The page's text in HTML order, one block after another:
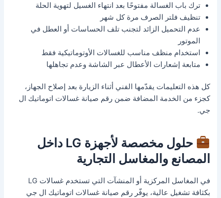
ترك باب الغسالة مفتوحًا بعد انتهاء الغسيل لتهوية الحلة
تنظيف فلتر الصرف مرة كل شهر
عدم التحميل الزائد لتجنب تلف الحساسات أو العطل في
الموتور
استخدام منظف مناسب للغسالات الأوتوماتيكية فقط
متابعة إشعارات الأعطال عبر الشاشة وعدم تجاهلها
كل هذه التعليمات يقدّمها الفني أثناء الزيارة بعد إصلاح الجهاز،
كجزء من الخدمة المضافة ضمن رقم صيانة غسالات اتوماتيك ال
جي.
حلول مخصصة لأجهزة LG داخل
المصانع والمغاسل التجارية
في المغاسل المركزية أو المنشآت التي تستخدم غسالات LG
بكثافة تشغيل عالية، يوفّر رقم صيانة غسالات اتوماتيك ال جي